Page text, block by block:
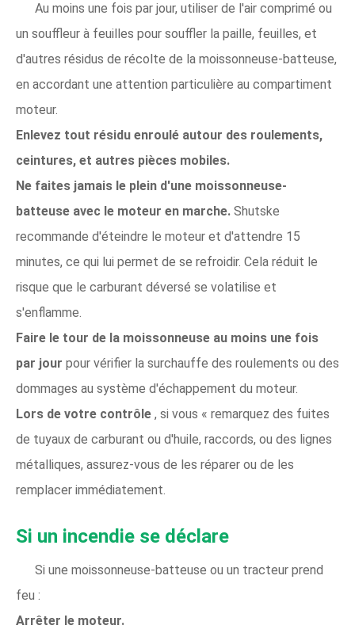
Au moins une fois par jour, utiliser de l'air comprimé ou
un souffleur à feuilles pour souffler la paille, feuilles, et
d'autres résidus de récolte de la moissonneuse-batteuse,
en accordant une attention particulière au compartiment
moteur.
Enlevez tout résidu enroulé autour des roulements,
ceintures, et autres pièces mobiles.
Ne faites jamais le plein d'une moissonneuse-
batteuse avec le moteur en marche. Shutske
recommande d'éteindre le moteur et d'attendre 15
minutes, ce qui lui permet de se refroidir. Cela réduit le
risque que le carburant déversé se volatilise et
s'enflamme.
Faire le tour de la moissonneuse au moins une fois
par jour pour vérifier la surchauffe des roulements ou des
dommages au système d'échappement du moteur.
Lors de votre contrôle , si vous « remarquez des fuites
de tuyaux de carburant ou d'huile, raccords, ou des lignes
métalliques, assurez-vous de les réparer ou de les
remplacer immédiatement.
Si un incendie se déclare
Si une moissonneuse-batteuse ou un tracteur prend
feu :
Arrêter le moteur.